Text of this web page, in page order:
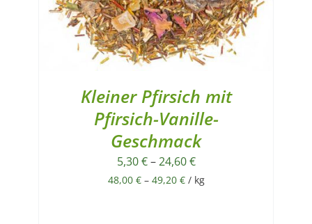
Kleiner Pfirsich mit
Pfirsich-Vanille-
Geschmack
5,30€–24,60€
48,00 €– 49,20 €/ kg